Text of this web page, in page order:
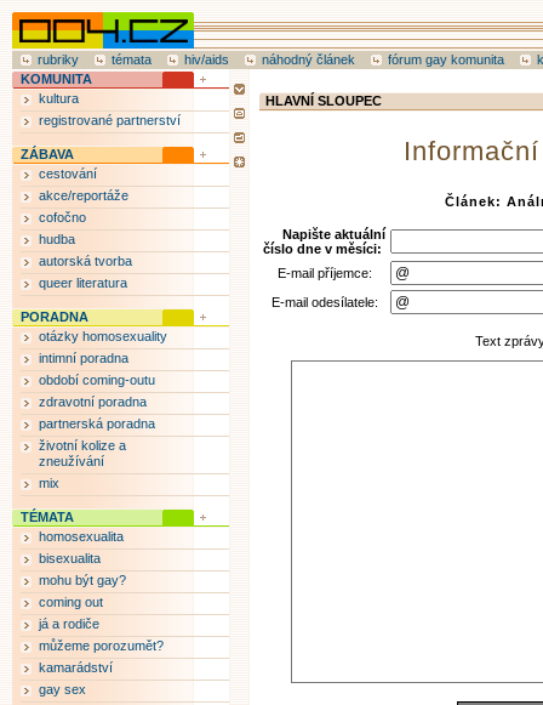
rubriky témata hiv/aids náhodný článek fórum gay komunita
HLAVNÍ SLOUPEC
Článek:
Napište aktuální
číslo dne v měsíci:
E-mail příjemce:
E-mail odesílatele:
Text
KOMUNITA
kultura
registrované partnerství
ZÁBAVA
cestování
akce/reportáže
cofočno
hudba
autorská tvorba
queer literatura
PORADNA
otázky homosexuality
intimní poradna
období coming-outu
zdravotní poradna
partnerská poradna
životní kolize a
zneužívání
mix
TÉMATA
homosexualita
bisexualita
mohu být gay?
coming out
já a rodiče
můžeme porozumět?
kamarádství
gay sex